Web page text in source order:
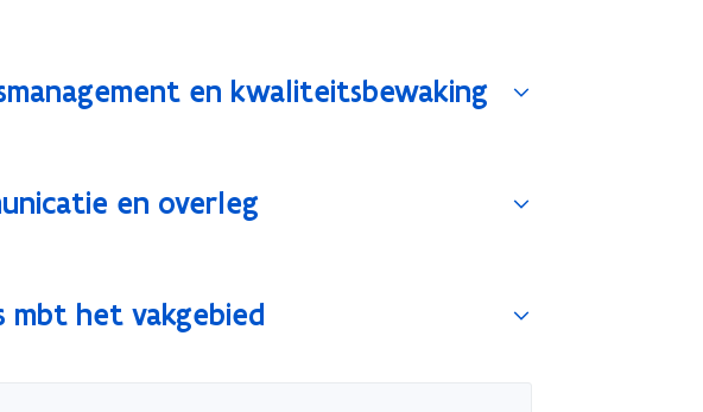
en kwaliteitsbewaking
en overleg
mbt het vakgebied